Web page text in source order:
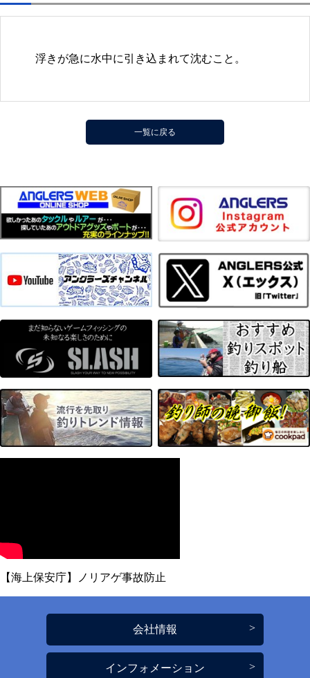
浮きが急に水中に引き込まれて沈むこと。
一覧に戻る
【海上保安庁】ノリアゲ事故防止
会社情報
インフォメーション